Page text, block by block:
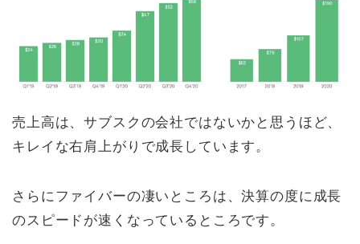
売上高は、サブスクの会社ではないかと思うほど、
キレイな右肩上がりで成長しています。
さらにファイバーの凄いところは、決算の度に成長
のスピードが速くなっているところです。